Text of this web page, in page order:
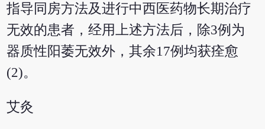
指导同房方法及进行中西医药物长期治疗
无效的患者，经用上述方法后，除3例为
器质性阳萎无效外，其余17例均获痊愈
(2)。
艾灸